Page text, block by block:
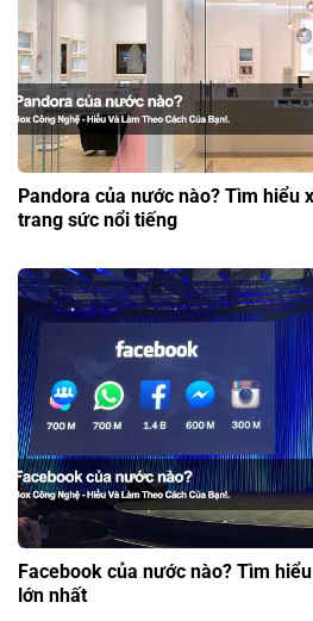
Pandora của nước nào? Tìm hiểu
trang sức nổi tiếng
Facebook của nước nào? Tìm
lớn nhất